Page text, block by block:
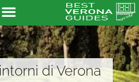
di Verona